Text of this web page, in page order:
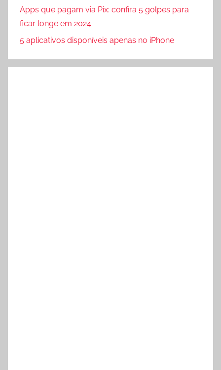
Apps que pagam via Pix: confira 5 golpes para
ficar longe em 2024
5 aplicativos disponíveis apenas no iPhone